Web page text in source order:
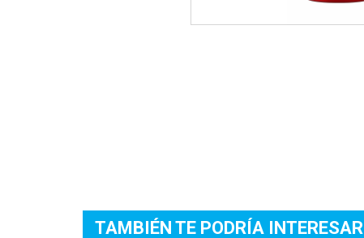
TAMBIÉN TE PODRÍA INTERESAR